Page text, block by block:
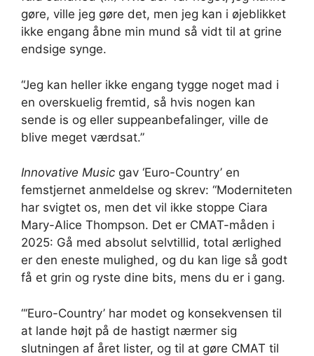
gøre, ville jeg gøre det, men jeg kan i øjeblikket
ikke engang åbne min mund så vidt til at grine
endsige synge.
“Jeg kan heller ikke engang tygge noget mad i
en overskuelig fremtid, så hvis nogen kan
sende is og eller suppeanbefalinger, ville de
blive meget værdsat.”
Innovative Music gav ‘Euro-Country’ en
femstjernet anmeldelse og skrev: “Moderniteten
har svigtet os, men det vil ikke stoppe Ciara
Mary-Alice Thompson. Det er CMAT-måden i
2025: Gå med absolut selvtillid, total ærlighed
er den eneste mulighed, og du kan lige så godt
få et grin og ryste dine bits, mens du er i gang.
“‘Euro-Country’ har modet og konsekvensen til
at lande højt på de hastigt nærmer sig
slutningen af ​​året lister, og til at gøre CMAT til